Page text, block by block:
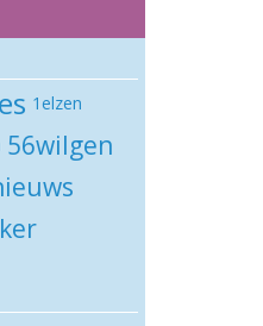
1elzen
56wilgen